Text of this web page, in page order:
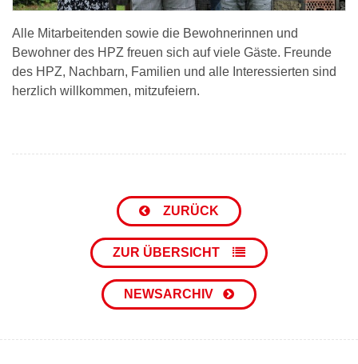
Alle Mitarbeitenden sowie die Bewohnerinnen und
Bewohner des HPZ freuen sich auf viele Gäste. Freunde
des HPZ, Nachbarn, Familien und alle Interessierten sind
herzlich willkommen, mitzufeiern.
ZURÜCK
ZUR ÜBERSICHT
NEWSARCHIV